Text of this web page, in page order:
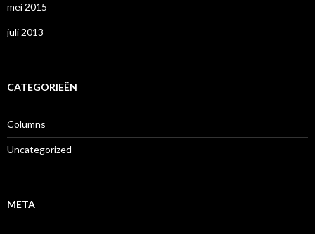
mei 2015
juli 2013
CATEGORIEËN
Columns
Uncategorized
META